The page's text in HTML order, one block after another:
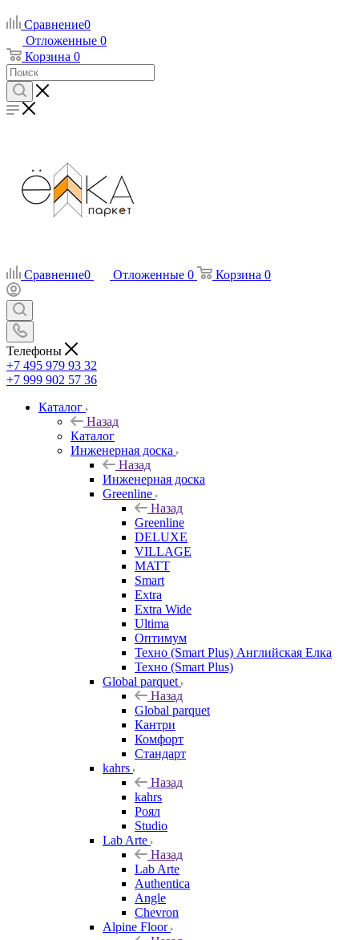
Сравнение0
Отложенные 0
Корзина 0
Сравнение0 Отложенные 0 Корзина 0
Телефоны
+7 495 979 93 32
+7 999 902 57 36
Каталог
Назад
Каталог
Инженерная доска
Назад
Инженерная доска
Greenline
Назад
Greenline
DELUXE
VILLAGE
MATT
Smart
Extra
Extra Wide
Ultima
Оптимум
Техно (Smart Plus) Английская Елка
Техно (Smart Plus)
Global parquet
Назад
Global parquet
Кантри
Комфорт
Стандарт
kahrs
Назад
kahrs
Роял
Studio
Lab Arte
Назад
Lab Arte
Authentica
Angle
Chevron
Alpine Floor